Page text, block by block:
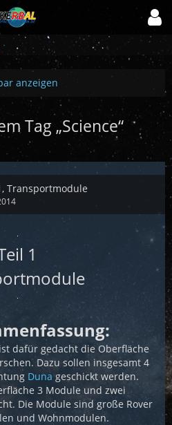
Tag „Science“
Transportmodule
1
dafür gedacht die Oberfläche
Dazu sollen insgesamt 4
Dunageschickt werden.
3 Module und zwei
Die Module sind große Rover
und Wohnmodulen.